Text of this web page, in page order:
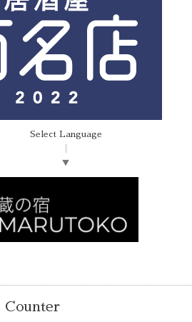
Select Language
▼
Counter